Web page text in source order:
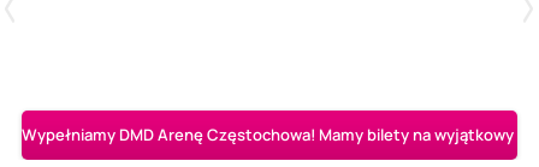
Wypełniamy DMD Arenę Częstochowa! Mamy bilety na wyjątkowy